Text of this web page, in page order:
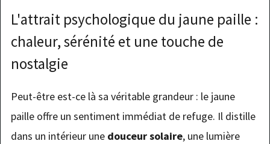
L'attrait psychologique du jaune paille :
chaleur, sérénité et une touche de
nostalgie
Peut-être est-ce là sa véritable grandeur : le jaune
paille offre un sentiment immédiat de refuge. Il distille
dans un intérieur une douceur solaire, une lumière